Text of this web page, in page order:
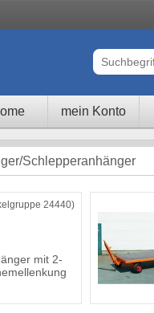
mein Konto
Schlepperanhänger
24440)
mit 2-